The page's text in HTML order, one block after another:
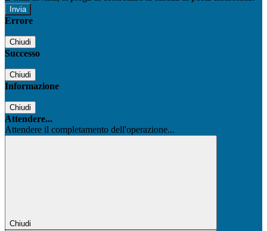
Errore
Chiudi
Successo
Chiudi
Informazione
Chiudi
Attendere...
Attendere il completamento dell'operazione...
Chiudi